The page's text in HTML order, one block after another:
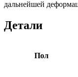
дальнейшей
Детали
Пол